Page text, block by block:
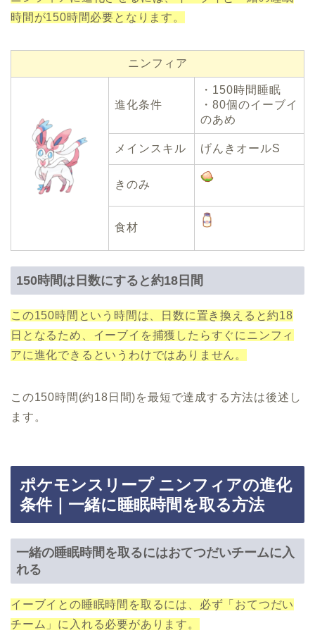
時間が150時間必要となります。
ニンフィア
進化条件
・150時間睡眠
・80個のイーブイ
のあめ
メインスキル げんきオールS
きのみ
食材
150時間は日数にすると約18日間
この150時間という時間は、日数に置き換えると約18
日となるため、イーブイを捕獲したらすぐにニンフィ
アに進化できるというわけではありません。
この150時間(約18日間)を最短で達成する方法は後述し
ます。
ポケモンスリープ ニンフィアの進化
条件｜一緒に睡眠時間を取る方法
一緒の睡眠時間を取るにはおてつだいチームに入
れる
イーブイとの睡眠時間を取るには、必ず「おてつだい
チーム」に入れる必要があります。